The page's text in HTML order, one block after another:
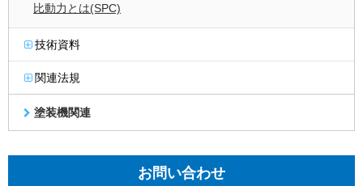
比動力とは(SPC)
技術資料
関連法規
塗装機関連
お問い合わせ